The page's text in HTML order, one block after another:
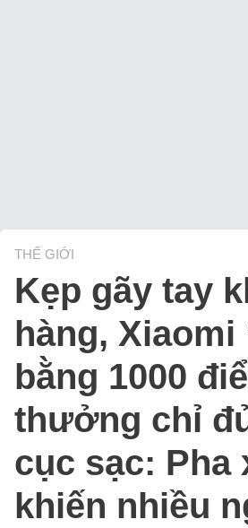
THẾ GIỚI
Kẹp gãy tay
hàng, Xiaomi
bằng 1000
thưởng chỉ
cục sạc: Pha
khiến nhiều